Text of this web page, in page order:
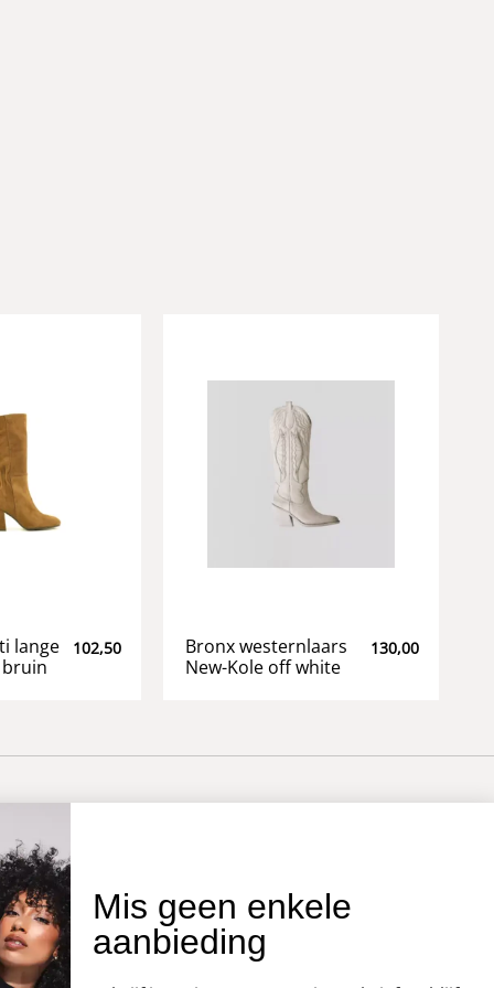
lange
102,50
Bronx westernlaars
New-Kole off white
130,00
OVER ONS
Onze winkel
Mis geen enkele
aanbieding